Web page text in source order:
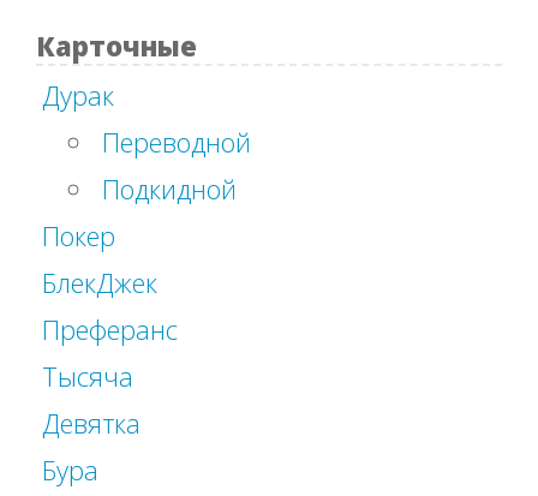
Карточные
Дурак
Переводной
Подкидной
Покер
БлекДжек
Преферанс
Тысяча
Девятка
Бура